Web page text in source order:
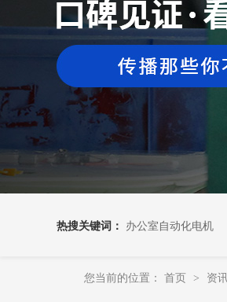
热搜关键词： 办公室自动化电机
您当前的位置： 首页 > 资